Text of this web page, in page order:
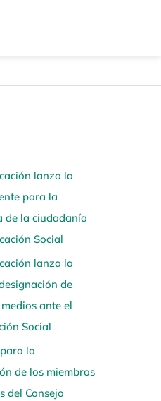
lanza la
para la
de la ciudadanía
Social
lanza la
de
ante el
Social
la
de los miembros
del Consejo